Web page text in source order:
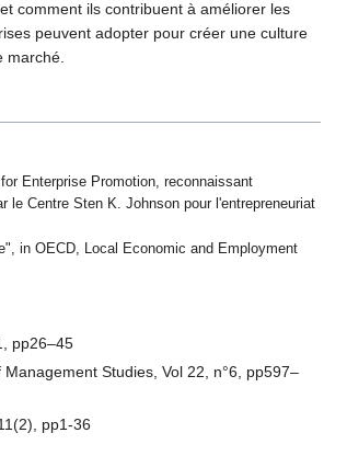
comment ils contribuent à améliorer les
peuvent adopter pour créer une culture
marché.
Enterprise Promotion, reconnaissant
le Centre Sten K. Johnson pour l'entrepreneuriat
in OECD, Local Economic and Employment
pp26–45
Studies, Vol 22, n°6, pp597–
pp1-36